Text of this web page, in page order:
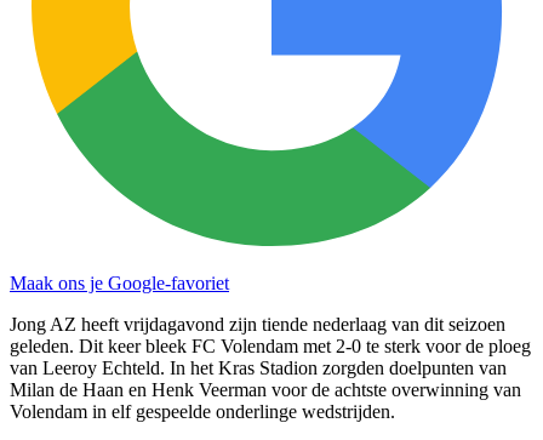
Maak ons je Google-favoriet
Jong AZ heeft vrijdagavond zijn tiende nederlaag van dit seizoen
geleden. Dit keer bleek FC Volendam met 2-0 te sterk voor de ploeg
van Leeroy Echteld. In het Kras Stadion zorgden doelpunten van
Milan de Haan en Henk Veerman voor de achtste overwinning van
Volendam in elf gespeelde onderlinge wedstrijden.